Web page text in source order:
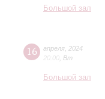
Большой зал
16 апреля 2024
20:00 Вт
Большой зал